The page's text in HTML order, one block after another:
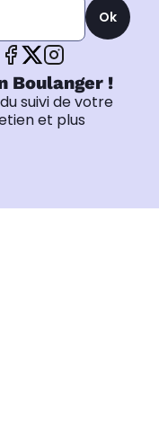
Ok
Boulanger !
suivi de votre
et plus